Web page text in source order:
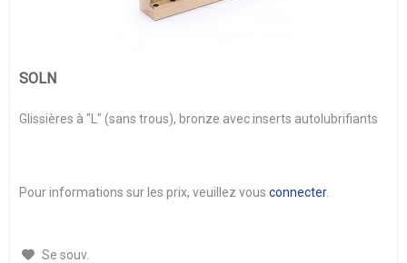
SOLN
Glissières à "L" (sans trous), bronze avec inserts autolubrifiants
Pour informations sur les prix, veuillez vousconnecter.
Se souv.